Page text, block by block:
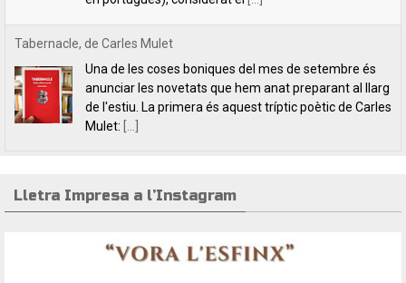
Lletra Impresa aposta per la poesia en clau feminista amb motiu
del 8 de Març
L’editorial Lletra Impresa Edicions acaba de publicar
dos títols de poesia que aposten, clarament i sense
fissures, per autores feministes. D’una banda, han
tret a la llum editorial el poemari
Lletra Impresa a l’Instagram